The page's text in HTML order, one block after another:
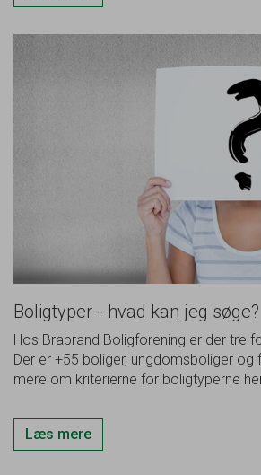
Boligtyper - hvad kan jeg søge?
Hos Brabrand Boligforening er der tre
Der er +55 boliger, ungdomsboliger
mere om kriterierne for boligtyperne
Læs mere